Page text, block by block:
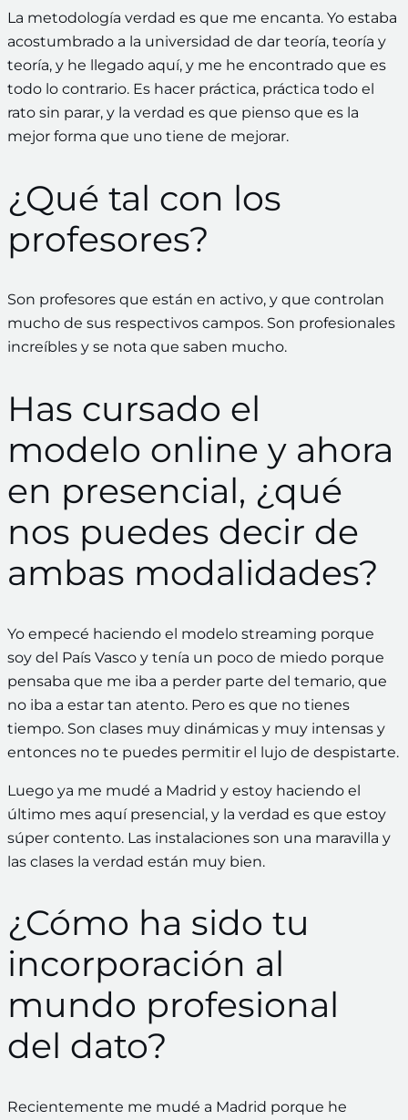
La metodología verdad es que me encanta. Yo estaba
acostumbrado a la universidad de dar teoría, teoría y
teoría, y he llegado aquí, y me he encontrado que es
todo lo contrario. Es hacer práctica, práctica todo el
rato sin parar, y la verdad es que pienso que es la
mejor forma que uno tiene de mejorar.
¿Qué tal con los
profesores?
Son profesores que están en activo, y que controlan
mucho de sus respectivos campos. Son profesionales
increíbles y se nota que saben mucho.
Has cursado el
modelo online y ahora
en presencial, ¿qué
nos puedes decir de
ambas modalidades?
Yo empecé haciendo el modelo streaming porque
soy del País Vasco y tenía un poco de miedo porque
pensaba que me iba a perder parte del temario, que
no iba a estar tan atento. Pero es que no tienes
tiempo. Son clases muy dinámicas y muy intensas y
entonces no te puedes permitir el lujo de despistarte.
Luego ya me mudé a Madrid y estoy haciendo el
último mes aquí presencial, y la verdad es que estoy
súper contento. Las instalaciones son una maravilla y
las clases la verdad están muy bien.
¿Cómo ha sido tu
incorporación al
mundo profesional
del dato?
Recientemente me mudé a Madrid porque he